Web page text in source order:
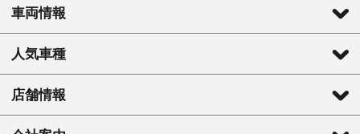
車両情報
人気車種
店舗情報